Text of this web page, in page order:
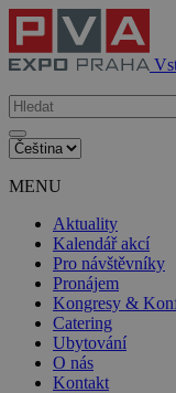
MENU
Aktuality
Kalendář akcí
Pro návštěvníky
Pronájem
Kongresy &
Catering
Ubytování
O nás
Kontakt